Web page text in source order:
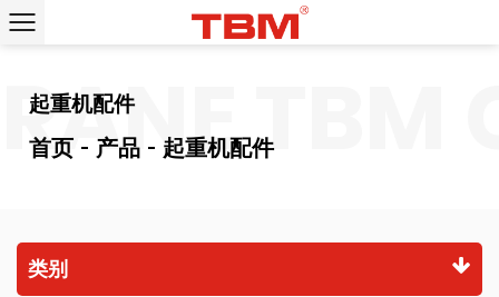
TBM
起重机配件
首页 产品 起重机配件
类别